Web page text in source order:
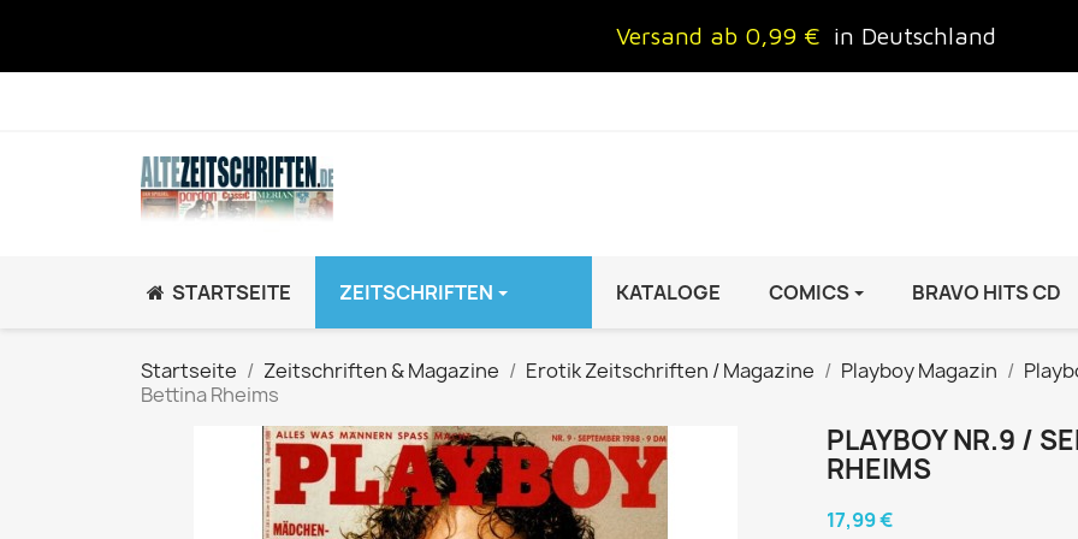
Versand ab 0,99 € in Deutschland
STARTSEITE ZEITSCHRIFTEN
JUGEND / KIND
BRAVO HipHop Special
BRAVO Zeitschrift
hey!
FRAUEN AUTO & MOTOR
auto motor sport Archiv
Autoprospekte &
KATALOGE COMICS BRAVO HITS CD
Startseite Zeitschriften & Magazine Erotik Zeitschriften / Magazine Playboy Magazin
Bettina Rheims
PLAYBOY NR.9 /
RHEIMS
17,99 €